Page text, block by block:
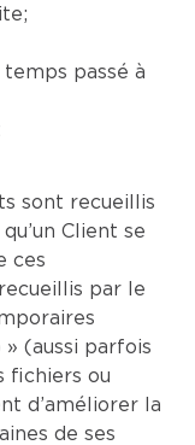
passé à
sont recueillis
Client se
ces
par le
(aussi parfois
fichiers ou
d’améliorer la
de ses